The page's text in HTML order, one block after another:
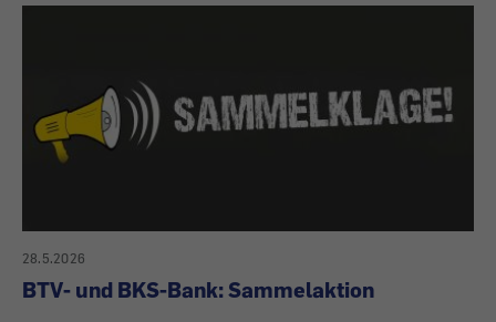
28.5.2026
BTV- und BKS-Bank: Sammelaktion